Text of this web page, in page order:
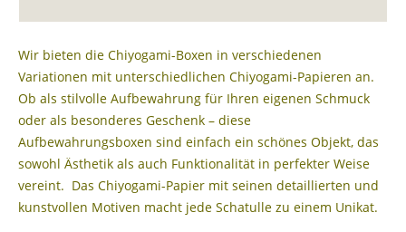
Wir bieten die Chiyogami-Boxen in verschiedenen
Variationen mit unterschiedlichen Chiyogami-Papieren an.
Ob als stilvolle Aufbewahrung für Ihren eigenen Schmuck
oder als besonderes Geschenk – diese
Aufbewahrungsboxen sind einfach ein schönes Objekt, das
sowohl Ästhetik als auch Funktionalität in perfekter Weise
vereint. Das Chiyogami-Papier mit seinen detaillierten und
kunstvollen Motiven macht jede Schatulle zu einem Unikat.